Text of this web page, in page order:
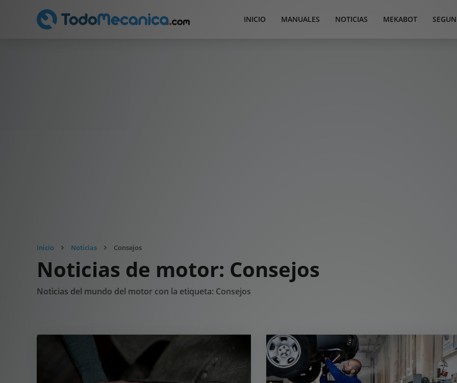
INICIO MANUALES NOTICIAS MEKABOT
Inicio Noticias Consejos
Noticias de motor: Consejos
Noticias del mundo del motor con la etiqueta: Consejos